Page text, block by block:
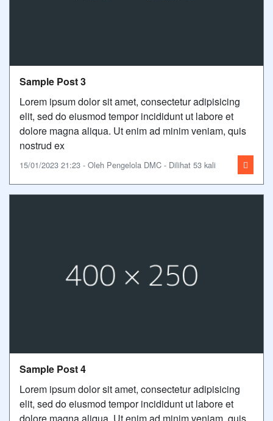
Sample Post 3
Lorem ipsum dolor sit amet, consectetur adipisicing
elit, sed do eiusmod tempor incididunt ut labore et
dolore magna aliqua. Ut enim ad minim veniam, quis
nostrud ex
15/01/2023 21:23 - Oleh Pengelola DMC - Dilihat 53 kali
Sample Post 4
Lorem ipsum dolor sit amet, consectetur adipisicing
elit, sed do eiusmod tempor incididunt ut labore et